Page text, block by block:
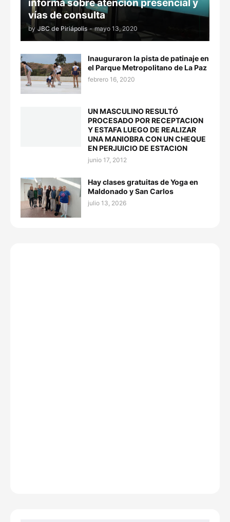
informa sobre atención presencial y
vías de consulta
by JBC de Piriápolis - mayo 13, 2020
Inauguraron la pista de patinaje en
el Parque Metropolitano de La Paz
febrero 16, 2020
UN MASCULINO RESULTÓ
PROCESADO POR RECEPTACION
Y ESTAFA LUEGO DE REALIZAR
UNA MANIOBRA CON UN CHEQUE
EN PERJUICIO DE ESTACION
junio 17, 2012
Hay clases gratuitas de Yoga en
Maldonado y San Carlos
julio 13, 2026